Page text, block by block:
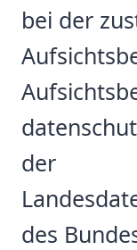
bei der
der
des